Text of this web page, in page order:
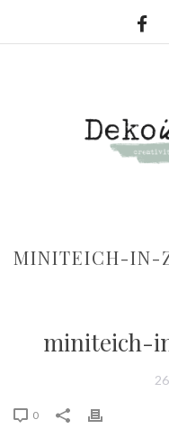
MINITEICH-IN-
miniteich-
0